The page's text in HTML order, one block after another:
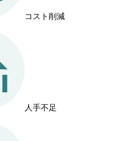
コスト削減
人手不足